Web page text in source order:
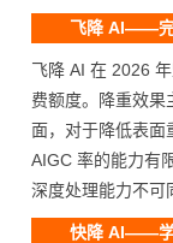
飞降 AI——完
飞降 AI 在 2026
费额度。降重效果
面，对于降低表面
AIGC 率的能力有
深度处理能力不可
快降 AI——学